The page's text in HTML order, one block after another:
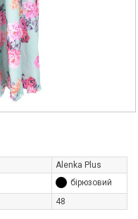
Alenka Plus
бірюзовий
48